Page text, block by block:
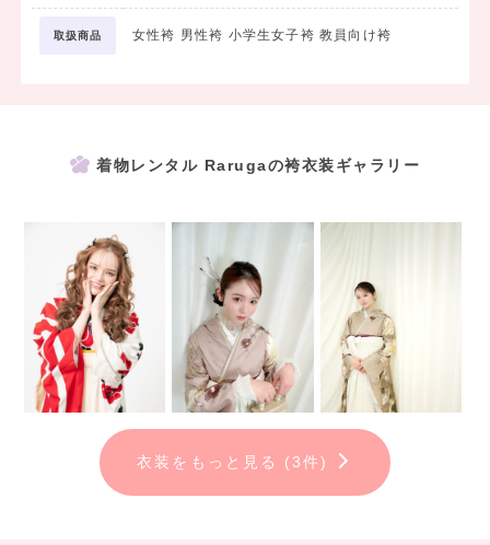
取扱商品 女性袴 男性袴 小学生女子袴 教員向け袴
着物レンタル Rarugaの袴衣装ギャラリー
衣装をもっと見る (3件)